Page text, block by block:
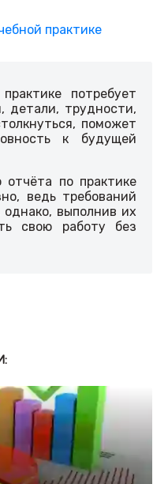
потребует
детали, трудности,
поможет
к будущей
по практике
ведь требований
выполнив их
свою работу без